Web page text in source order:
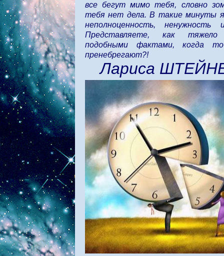
все бегут мимо тебя, словно
тебя нет дела. В такие минуты я
неполноценность, ненужность
Представляете, как
подобными фактами, когда
пренебрегают?!
Лариса